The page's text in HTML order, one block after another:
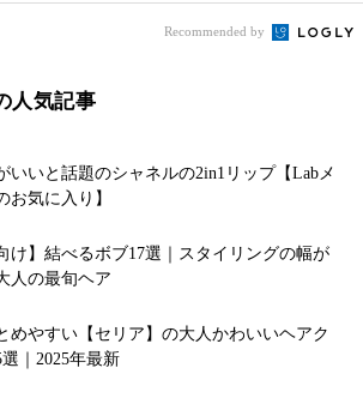
Recommended by
人気記事
いいと話題のシャネルの2in1リップ【Labメ
お気に入り】
け】結べるボブ17選｜スタイリングの幅が
人の最旬ヘア
めやすい【セリア】の大人かわいいヘアク
選｜2025年最新